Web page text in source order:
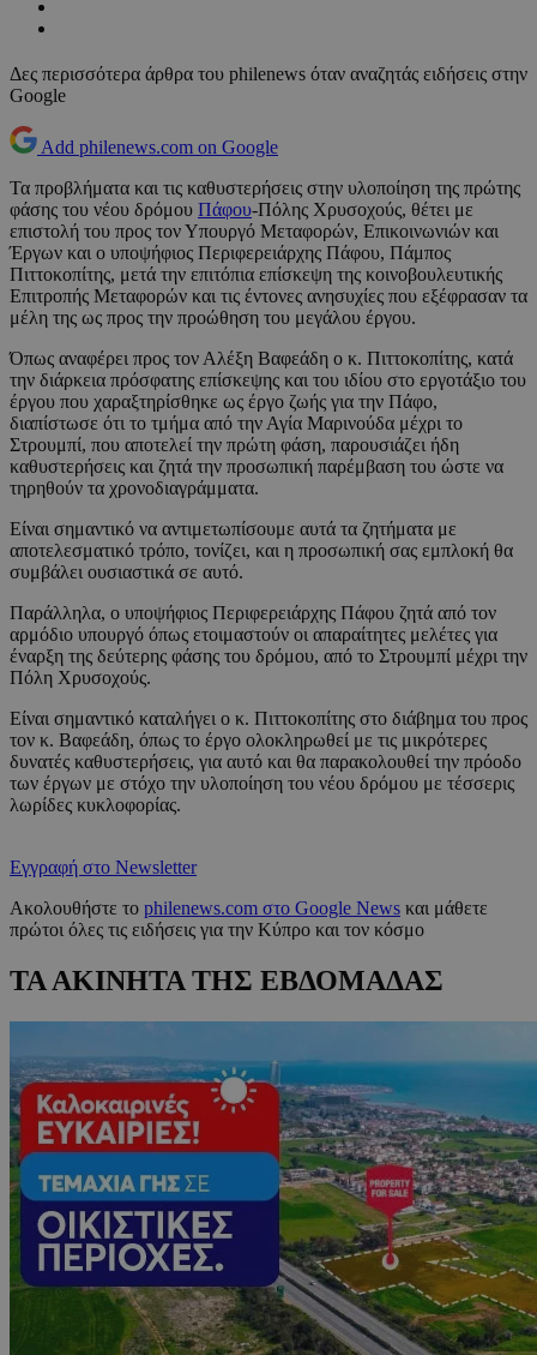
Δες περισσότερα άρθρα του philenews όταν αναζητάς ειδήσεις στην
Google
Add philenews.com on Google
Τα προβλήματα και τις καθυστερήσεις στην υλοποίηση της πρώτης
φάσης του νέου δρόμου Πάφου-Πόλης Χρυσοχούς, θέτει με
επιστολή του προς τον Υπουργό Μεταφορών, Επικοινωνιών και
Έργων και ο υποψήφιος Περιφερειάρχης Πάφου, Πάμπος
Πιττοκοπίτης, μετά την επιτόπια επίσκεψη της κοινοβουλευτικής
Επιτροπής Μεταφορών και τις έντονες ανησυχίες που εξέφρασαν τα
μέλη της ως προς την προώθηση του μεγάλου έργου.
Όπως αναφέρει προς τον Αλέξη Βαφεάδη ο κ. Πιττοκοπίτης, κατά
την διάρκεια πρόσφατης επίσκεψης και του ιδίου στο εργοτάξιο του
έργου που χαραξτηρίσθηκε ως έργο ζωής για την Πάφο,
διαπίστωσε ότι το τμήμα από την Αγία Μαρινούδα μέχρι το
Στρουμπί, που αποτελεί την πρώτη φάση, παρουσιάζει ήδη
καθυστερήσεις και ζητά την προσωπική παρέμβαση του ώστε να
τηρηθούν τα χρονοδιαγράμματα.
Είναι σημαντικό να αντιμετωπίσουμε αυτά τα ζητήματα με
αποτελεσματικό τρόπο, τονίζει, και η προσωπική σας εμπλοκή θα
συμβάλει ουσιαστικά σε αυτό.
Παράλληλα, ο υποψήφιος Περιφερειάρχης Πάφου ζητά από τον
αρμόδιο υπουργό όπως ετοιμαστούν οι απαραίτητες μελέτες για
έναρξη της δεύτερης φάσης του δρόμου, από το Στρουμπί μέχρι την
Πόλη Χρυσοχούς.
Είναι σημαντικό καταλήγει ο κ. Πιττοκοπίτης στο διάβημα του προς
τον κ. Βαφεάδη, όπως το έργο ολοκληρωθεί με τις μικρότερες
δυνατές καθυστερήσεις, για αυτό και θα παρακολουθεί την πρόοδο
των έργων με στόχο την υλοποίηση του νέου δρόμου με τέσσερις
λωρίδες κυκλοφορίας.
Εγγραφή στο Newsletter
Ακολουθήστε το philenews.com στο Google News και μάθετε
πρώτοι όλες τις ειδήσεις για την Κύπρο και τον κόσμο
ΤΑ ΑΚΙΝΗΤΑ ΤΗΣ ΕΒΔΟΜΑΔΑΣ